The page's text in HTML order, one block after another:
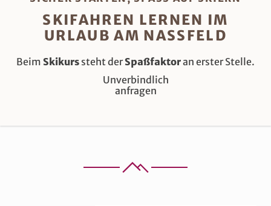
SKIFAHREN LERNEN IM
URLAUB AM NASSFELD
Beim Skikurs steht derSpaßfaktoran erster Stelle.
Unverbindlich
anfragen